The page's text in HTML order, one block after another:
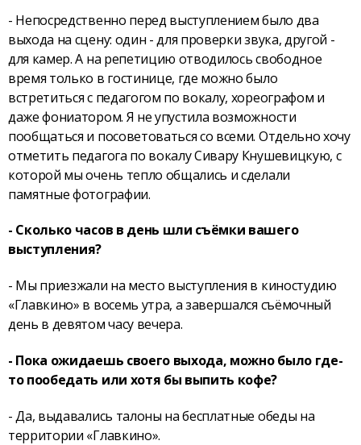
- Непосредственно перед выступлением было два
выхода на сцену: один - для проверки звука, другой -
для камер. А на репетицию отводилось свободное
время только в гостинице, где можно было
встретиться с педагогом по вокалу, хореографом и
даже фониатором. Я не упустила возможности
пообщаться и посоветоваться со всеми. Отдельно хочу
отметить педагога по вокалу Сивару Кнушевицкую, с
которой мы очень тепло общались и сделали
памятные фотографии.
- Сколько часов в день шли съёмки вашего
выступления?
- Мы приезжали на место выступления в киностудию
«Главкино» в восемь утра, а завершался съёмочный
день в девятом часу вечера.
- Пока ожидаешь своего выхода, можно было где-
то пообедать или хотя бы выпить кофе?
- Да, выдавались талоны на бесплатные обеды на
территории «Главкино».